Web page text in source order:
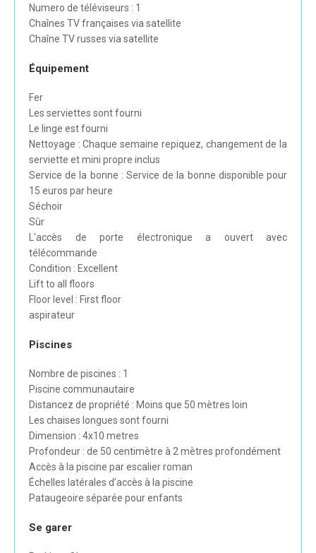
Numero de téléviseurs : 1
Chaînes TV françaises via satellite
Chaîne TV russes via satellite
Équipement
Fer
Les serviettes sont fourni
Le linge est fourni
Nettoyage : Chaque semaine repiquez, changement de la
serviette et mini propre inclus
Service de la bonne : Service de la bonne disponible pour
15 euros par heure
Séchoir
Sûr
L'accès de porte électronique a ouvert avec
télécommande
Condition : Excellent
Lift to all floors
Floor level : First floor
aspirateur
Piscines
Nombre de piscines : 1
Piscine communautaire
Distancez de propriété : Moins que 50 mètres loin
Les chaises longues sont fourni
Dimension : 4x10 metres
Profondeur : de 50 centimètre à 2 mètres profondément
Accès à la piscine par escalier roman
Échelles latérales d’accès à la piscine
Pataugeoire séparée pour enfants
Se garer